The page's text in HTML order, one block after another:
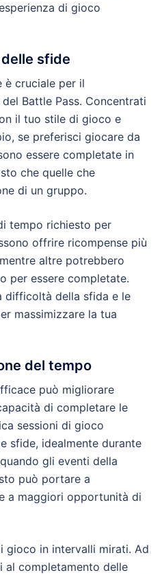
di gioco
sfide
è cruciale per il
Battle Pass. Concentrati
il tuo stile di gioco e
se preferisci giocare da
essere completate in
che quelle che
di un gruppo.
tempo richiesto per
offrire ricompense più
altre potrebbero
per essere completate.
difficoltà della sfida e le
massimizzare la tua
del tempo
può migliorare
di completare le
sessioni di gioco
sfide, idealmente durante
gli eventi della
può portare a
a maggiori opportunità di
gioco in intervalli mirati. Ad
al completamento delle